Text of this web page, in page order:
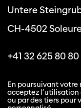
Untere
CH-4502
+41 32 625 80 80
En poursuivant votre
acceptez l’utilisation
ou par des tiers pour